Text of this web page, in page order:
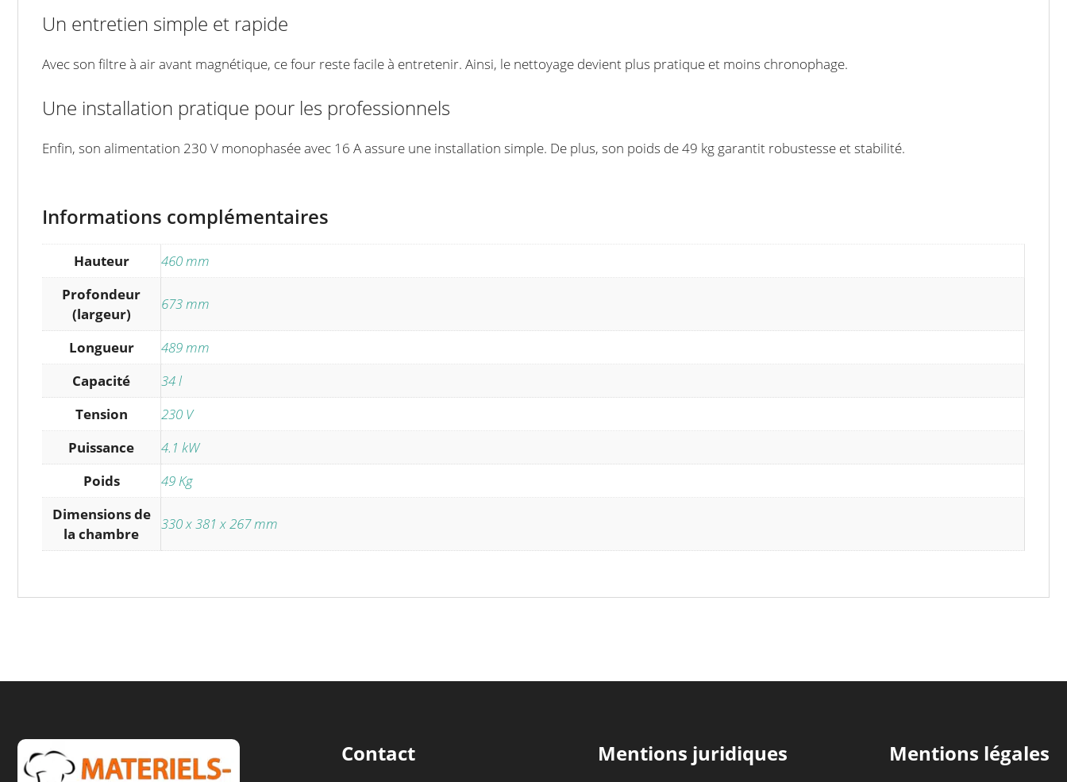
Un entretien simple et rapide
Avec son filtre à air avant magnétique, ce four reste facile à entretenir. Ainsi, le nettoyage devient plus pratique et moins chronophage.
Une installation pratique pour les professionnels
Enfin, son alimentation 230 V monophasée avec 16 A assure une installation simple. De plus, son poids de 49 kg garantit robustesse et stabilité.
Informations complémentaires
Hauteur
460 mm
Profondeur
(largeur)
673 mm
Longueur
489 mm
Capacité
34 l
Tension
230 V
Puissance
4.1 kW
Poids
49 Kg
Dimensions de
la chambre
330 x 381 x 267 mm
Contact Mentions juridiques Mentions légales